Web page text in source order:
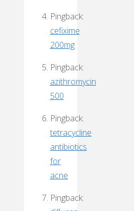
Pingback:
cefixime
200mg
Pingback:
azithromycin
500
Pingback:
tetracycline
antibiotics
for
acne
Pingback: